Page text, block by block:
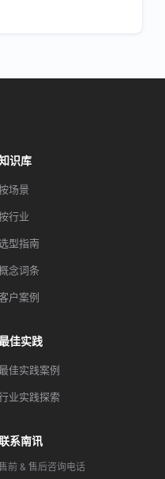
识库
场景
行业
型指南
念词条
客户案例
佳实践
佳实践案例
业实践探索
系南讯
前 & 售后咨询电话